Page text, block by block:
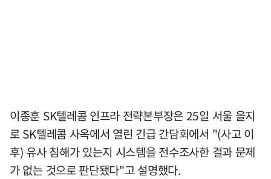
이종훈 SK텔레콤 인프라 전략본부장은 25일 서울 을지
로 SK텔레콤 사옥에서 열린 긴급 간담회에서 "(사고 이
후) 유사 침해가 있는지 시스템을 전수조사한 결과 문제
가 없는 것으로 판단됐다"고 설명했다.